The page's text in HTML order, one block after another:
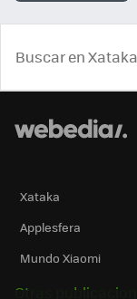
Xataka
Applesfera
Mundo Xiaomi
Otras